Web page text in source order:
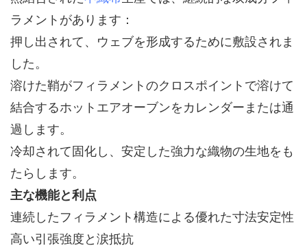
ラメントがあります：
押し出されて、ウェブを形成するために敷設されま
した。
溶けた鞘がフィラメントのクロスポイントで溶けて
結合するホットエアオーブンをカレンダーまたは通
過します。
冷却されて固化し、安定した強力な織物の生地をも
たらします。
主な機能と利点
連続したフィラメント構造による優れた寸法安定性
高い引張強度と涙抵抗